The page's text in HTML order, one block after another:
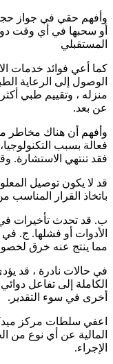
وأفهم حقي في جواز
أو سحبها في أي وقت
المستقبلي
كما أعي فوائد خدمات
الوصول إلى الرعاية
منزله ، وتقييم طبي
عن بعد.
وأفهم أن هناك مخاطر
فعالة بسبب
فقد تنتهي الاستشارة.
قد لا يكون توصيل
باتخاذ القرار المناسب
ب. قد تحدث تأخيرات في
الأدوات أو فشلها. ج.
مما ينتج عنه خرق
في حالات نادرة ، قد
الكاملة إلى تفاعل
أخرى في سوء التقدير.
اعفي سلطات مركز
المالية عن أي نوع من
الإجراء.